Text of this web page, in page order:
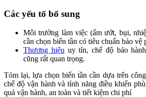
Các yếu tố bổ sung
Môi trường làm việc (ẩm ướt, bụi,
cần chọn biến tần có tiêu chuẩn bảo vệ
Thương hiệu uy tín, chế độ bảo
cũng rất quan trọng.
Tóm lại, lựa chọn biến tần cần dựa trên
chế độ vận hành và tính năng điều khiển
quả vận hành, an toàn và tiết kiệm chi phí